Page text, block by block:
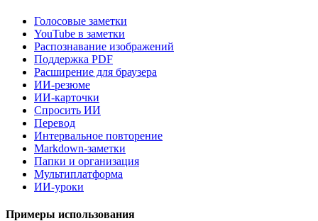
Голосовые заметки
YouTube в заметки
Распознавание изображений
Поддержка PDF
Расширение для браузера
ИИ-резюме
ИИ-карточки
Спросить ИИ
Перевод
Интервальное повторение
Markdown-заметки
Папки и организация
Мультиплатформа
ИИ-уроки
Примеры использования